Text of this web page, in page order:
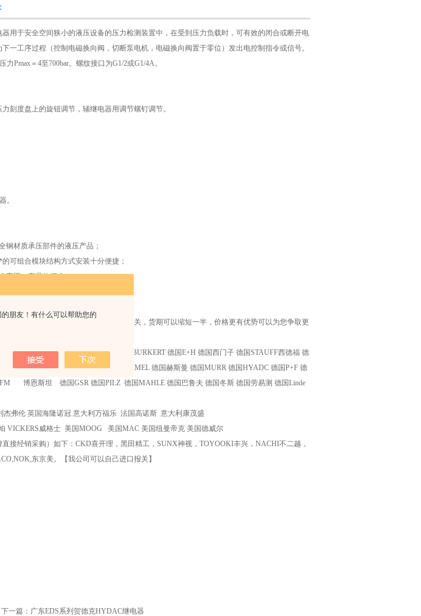
朋友！有什么可以帮助您的
器用于安全空间狭小的液压设备的压力检测装置中，在受到压力负载时，可有效的闭合或断开电
一工序过程（控制电磁换向阀，切断泵电机，电磁换向阀置于零位）发出电控制指令或信号。
Pmax＝4至700bar。螺纹接口为G1/2或G1/4A。
刻度盘上的旋钮调节，辅继电器用调节螺钉调节。
。
钢材质承压部件的液压产品；
可组合模块结构方式安装十分便捷；
牢固，产品体积小；
处紧密，使用时无任何泄漏；
良好的售后服务；
境外欧美国家采购，本公司可以直接报关，货期可以缩短一半，价格更有优势可以为您争取更
本公司视察：
德国REXROTH 德国FESTO 德国BURKERT 德国E+H 德国西门子 德国STAUFF西德福 德
EMG（只做SV伺服阀系列） 德国STEIMEL 德国赫斯曼 德国MURR 德国HYADC 德国P+F 德
博恩斯坦 德国GSR 德国PILZ 德国MAHLE 德国巴鲁夫 德国冬斯 德国劳易测 德国Linde
杰弗伦 英国海隆诺冠 意大利万福乐 法国高诺斯 意大利康茂盛
VICKERS威格士 美国MOOG 美国MAC 美国纽曼帝克 美国德威尔
接经销采购）如下：CKD喜开理，黑田精工，SUNX神视，TOYOOKI丰兴，NACHI不二越，
东京美。【我公司可以自己进口报关】
下一篇： 广东EDS系列贺德克HYDAC继电器